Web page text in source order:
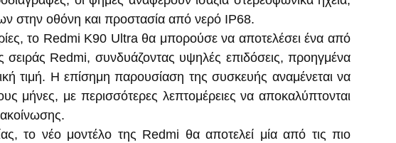
στην οθόνη και προστασία από νερό IP68.
το Redmi K90 Ultra θα μπορούσε να αποτελέσει ένα από
σειράς Redmi, συνδυάζοντας υψηλές επιδόσεις, προηγμένα
τιμή. Η επίσημη παρουσίαση της συσκευής αναμένεται να
μήνες, με περισσότερες λεπτομέρειες να αποκαλύπτονται
το νέο μοντέλο της Redmi θα αποτελεί μία από τις πιο